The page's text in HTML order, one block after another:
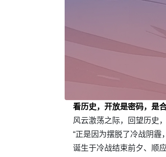
看历史，开放是密码，
风云激荡之际，回望历史
“正是因为摆脱了冷战阴霾
诞生于冷战结束前夕、顺